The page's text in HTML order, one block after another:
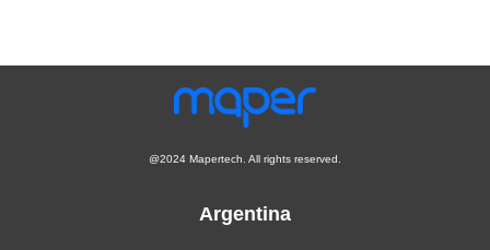
@2024 Mapertech. All rights reserved.
Argentina